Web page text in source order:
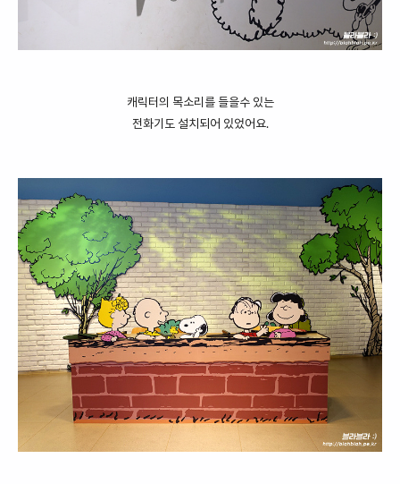
캐릭터의 목소리를 들을수 있는
전화기도 설치되어 있었어요.